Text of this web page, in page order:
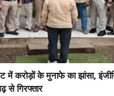
में करोड़ों के मुनाफे का झांसा,
से गिरफ्तार